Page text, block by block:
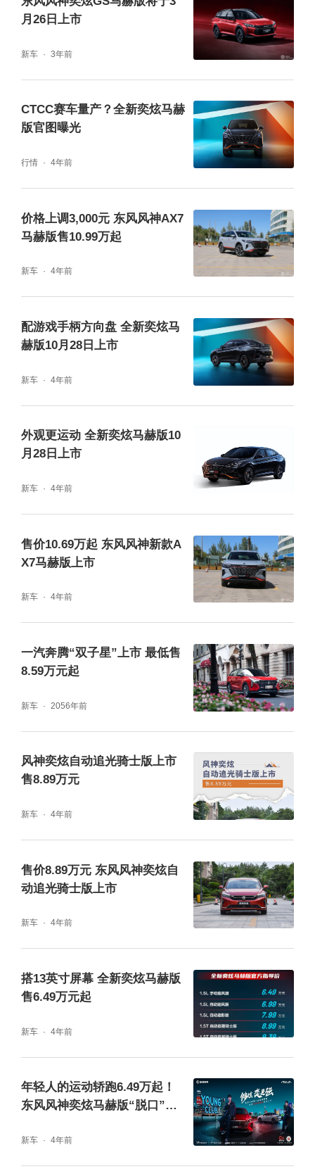
动力方面，奕炫GS马赫版全系升级了全新的
东风马赫动力，并提供1.5L自吸与1.5T涡轮增
压两种动力选择，其中1.5L的自动创富版，在
乐酷版和自动乐活版，最大功率145kW，最大
扭矩300N·m，这个动力参数，远超市场同样
排量竞品，接近大多数2.0T的动力输出水平。
奕炫GS马赫版以超大的实用空间，全系标配
强悍的东风马赫动力，以及令人心动的颜值和
丰富配置入场，瞄准火热的年轻消费市场，市
场潜力十分可观。
月26日上市
新车 3年前
CTCC赛车量产？全新奕炫马赫
版官图曝光
行情 4年前
价格上调3,000元 东风风神AX7
马赫版售10.99万起
新车 4年前
配游戏手柄方向盘 全新奕炫马
赫版10月28日上市
新车 4年前
外观更运动 全新奕炫马赫版10
月28日上市
新车 4年前
售价10.69万起 东风风神新款A
X7马赫版上市
新车 4年前
一汽奔腾“双子星”上市 最低售
8.59万元起
新车 2056年前
风神奕炫自动追光骑士版上市
售8.89万元
新车 4年前
售价8.89万元 东风风神奕炫自
动追光骑士版上市
新车 4年前
搭13英寸屏幕 全新奕炫马赫版
售6.49万元起
新车 4年前
年轻人的运动轿跑6.49万起！
东风风神奕炫马赫版“脱口”而
新车 4年前